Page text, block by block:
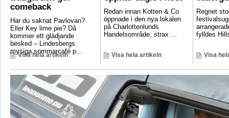
comeback
Har du saknat Pavlovan?
Eller Key lime pie? Då
kommer ett glädjande
besked – Lindesbergs
mysiga sommarcafé p...
Visa hela artikeln
Redan innan Kotten & Co
öppnade i den nya lokalen
på Charlottenlunds
Handelsområde, strax ...
Visa hela artikeln
Regnet
fylldes
Visa